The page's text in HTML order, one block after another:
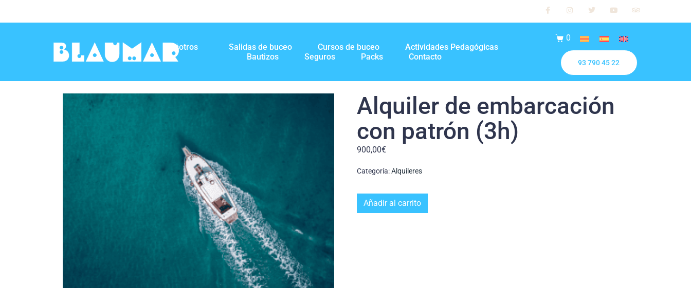
Nosotros Salidas de buceo Cursos de buceo
Actividades Pedagógicas
Bautizos
Seguros Packs Contacto
0
93 790 45 22
Alquiler de embarcación
con patrón (3h)
900,00€
Categoría:Alquileres
Añadir al carrito